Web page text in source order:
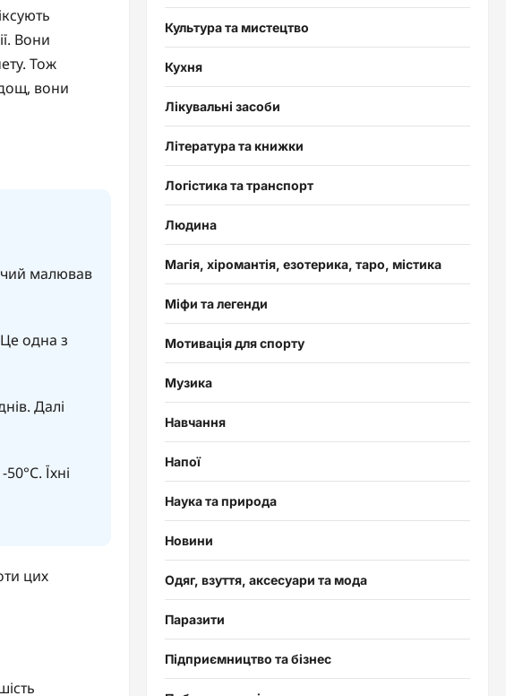
Вони
Тож
вони
малював
одна з
Далі
Їхні
цих
Культура та мистецтво
Кухня
Лікувальні засоби
Література та книжки
Логістика та транспорт
Людина
Магія, хіромантія, езотерика, таро, містика
Міфи та легенди
Мотивація для спорту
Музика
Навчання
Напої
Наука та природа
Новини
Одяг, взуття, аксесуари та мода
Паразити
Підприємництво та бізнес